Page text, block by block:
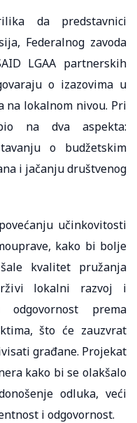
da predstavnici
Federalnog zavoda
LGAA partnerskih
o izazovima u
lokalnom nivou. Pri
na dva aspekta:
o budžetskim
i jačanju društvenog
učinkovitosti
kako bi bolje
kvalitet pružanja
lokalni razvoj i
prema
što će zauzvrat
građane. Projekat
kako bi se olakšalo
odluka, veći
i odgovornost.